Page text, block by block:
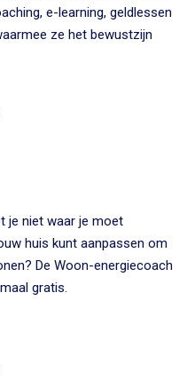
e-learning, geldlessen
ze het bewustzijn
je niet waar je moet
huis kunt aanpassen om
De Woon-energiecoach
gratis.